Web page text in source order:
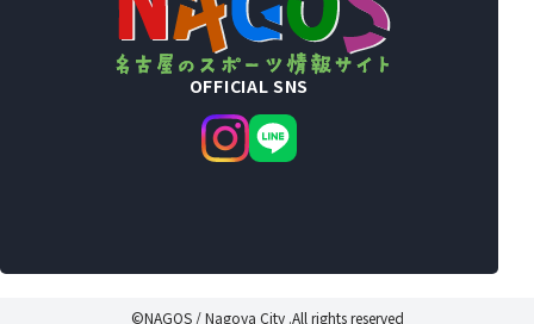
OFFICIAL SNS
©NAGOS / Nagoya City .All rights reserved